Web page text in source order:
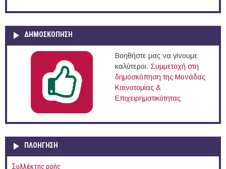
ΔΗΜΟΣΚΟΠΗΣΗ
Βοηθήστε μας να γίνουμε
καλύτεροι. Συμμετοχή στη
δημοσκόπηση της Μονάδας
Καινοτομίας &
Επιχειρηματικότητας
ΠΛΟΉΓΗΣΗ
Συλλέκτης ροής